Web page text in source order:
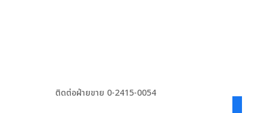
ติดต่อฝ่ายขาย 0-2415-0054